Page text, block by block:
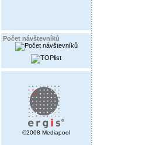
Počet návštevníků
©2008 Mediapool